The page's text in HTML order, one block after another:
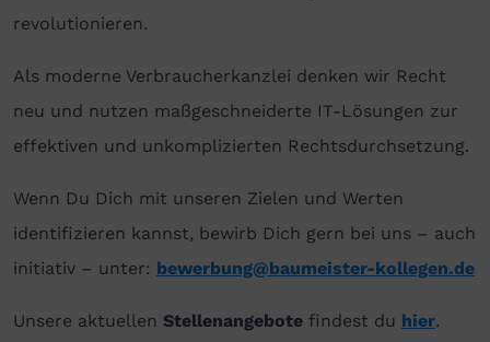
revolutionieren.
Als moderne Verbraucherkanzlei denken wir Recht
neu und nutzen maßgeschneiderte IT-Lösungen zur
effektiven und unkomplizierten Rechtsdurchsetzung.
Wenn Du Dich mit unseren Zielen und Werten
identifizieren kannst, bewirb Dich gern bei uns – auch
initiativ – unter: bewerbung@baumeister-kollegen.de
Unsere aktuellen Stellenangebote findest du hier.